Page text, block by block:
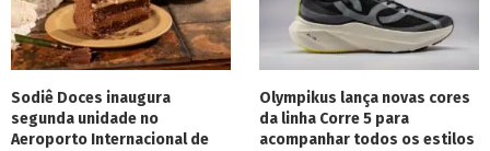
Sodiê Doces inaugura
segunda unidade no
Aeroporto Internacional de
Olympikus lança novas cores
da linha Corre 5 para
acompanhar todos os estilos